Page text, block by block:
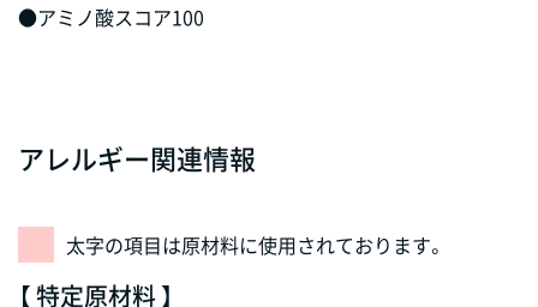
●アミノ酸スコア100
アレルギー関連情報
太字の項目は原材料に使用されております。
【 特定原材料 】